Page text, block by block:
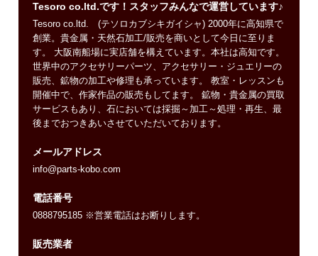
Tesoro co.ltd.です！スタッフみんなで運営しています♪
Tesoro co.ltd. (テソロカブシキガイシャ) 2000年に高知県で
創業。貴金属・天然石加工/販売を商いとして今日に至りま
す。 大阪南船場に実店舗を構えています。本社は高知です。
世界中のアクセサリーパーツ、アクセサリー・ジュエリーの
販売、鉱物の加工や修理も承っています。 教室・レッスンも
開催中で、作家作品の販売もしてます。 鉱物・貴金属の買取
サービスもあり、石においては採掘～加工～処理・再生、最
後までおつきあいさせていただいております。
メールアドレス
info@parts-kobo.com
電話番号
0888795185 ※営業電話はお断りします。
販売業者